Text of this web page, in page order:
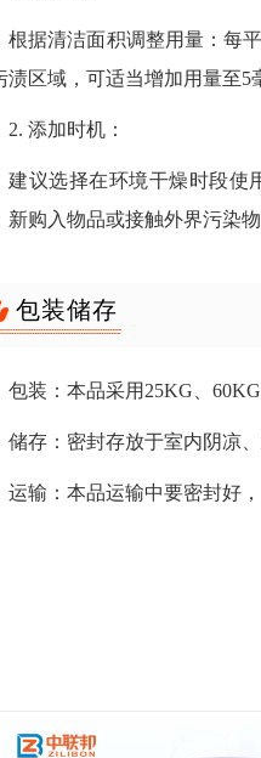
根据清洁面积调整用量：每
渍区域，可适当增加用量至5
2. 添加时机：
建议选择在环境干燥时段使
新购入物品或接触外界污染
包装储存
包装：本品采用25KG、
储存：密封存放于室内阴凉
运输：本品运输中要密封好